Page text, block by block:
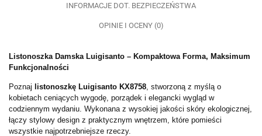
INFORMACJE DOT. BEZPIECZEŃSTWA
OPINIE I OCENY (0)
Listonoszka Damska Luigisanto – Kompaktowa Forma, Maksimum
Funkcjonalności
Poznaj listonoszkę Luigisanto KX8758 , stworzoną z myślą o
kobietach ceniących wygodę, porządek i elegancki wygląd w
codziennym wydaniu. Wykonana z wysokiej jakości skóry ekologicznej,
łączy stylowy design z praktycznym wnętrzem, które pomieści
wszystkie najpotrzebniejsze rzeczy.